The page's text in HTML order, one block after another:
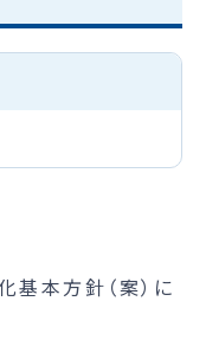
基本方針（案）に